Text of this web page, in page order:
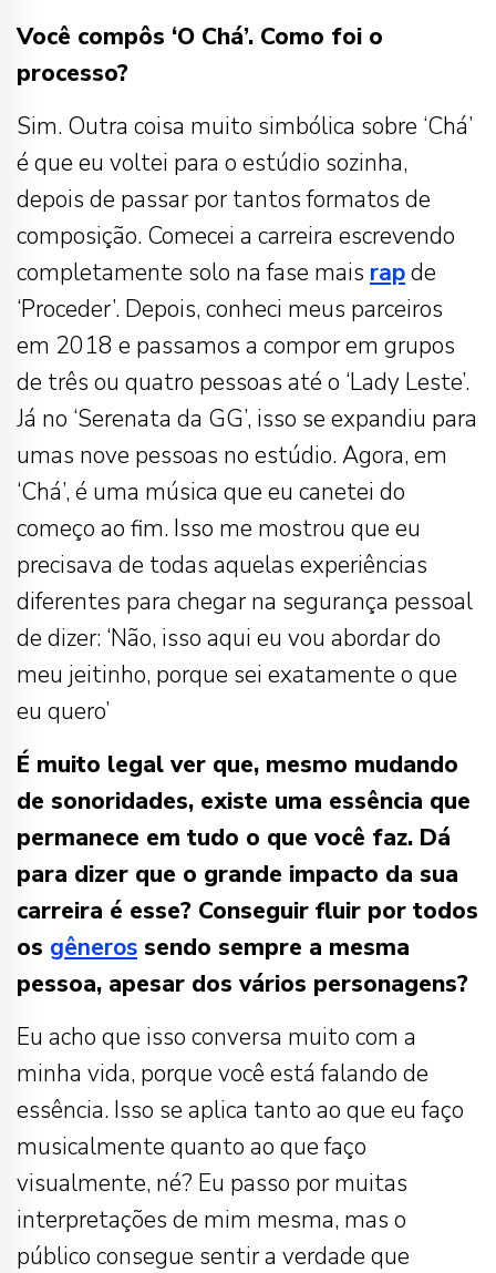
Você compôs ‘O Chá’. Como foi o
processo?
Sim. Outra coisa muito simbólica sobre ‘Chá’
é que eu voltei para o estúdio sozinha,
depois de passar por tantos formatos de
composição. Comecei a carreira escrevendo
completamente solo na fase mais rapde
‘Proceder’. Depois, conheci meus parceiros
em 2018 e passamos a compor em grupos
de três ou quatro pessoas até o ‘Lady Leste’.
Já no ‘Serenata da GG’, isso se expandiu para
umas nove pessoas no estúdio. Agora, em
‘Chá’, é uma música que eu canetei do
começo ao fim. Isso me mostrou que eu
precisava de todas aquelas experiências
diferentes para chegar na segurança pessoal
de dizer: ‘Não, isso aqui eu vou abordar do
meu jeitinho, porque sei exatamente o que
eu quero’
É muito legal ver que, mesmo mudando
de sonoridades, existe uma essência que
permanece em tudo o que você faz. Dá
para dizer que o grande impacto da sua
carreira é esse? Conseguir fluir por todos
os gêneros sendo sempre a mesma
pessoa, apesar dos vários personagens?
Eu acho que isso conversa muito com a
minha vida, porque você está falando de
essência. Isso se aplica tanto ao que eu faço
musicalmente quanto ao que faço
visualmente, né? Eu passo por muitas
interpretações de mim mesma, mas o
público consegue sentir a verdade que